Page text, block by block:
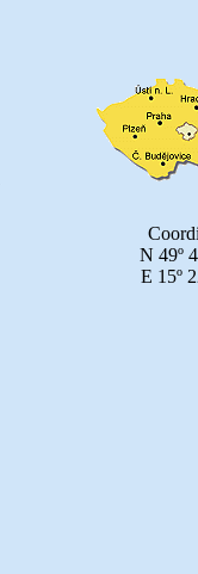
N 49º
E 15º